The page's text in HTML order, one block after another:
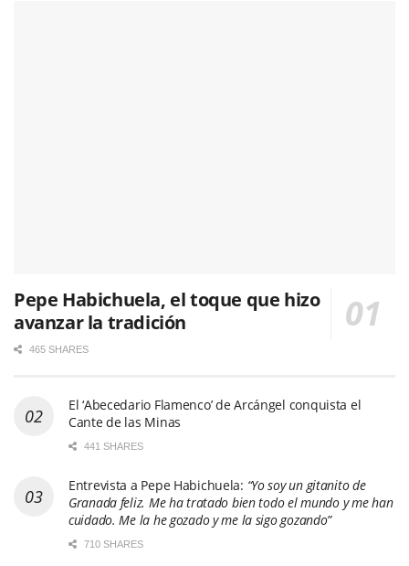
Pepe Habichuela, el toque que hizo
avanzar la tradición
465 SHARES
El ‘Abecedario Flamenco’ de Arcángel conquista el
Cante de las Minas
441 SHARES
Entrevista a Pepe Habichuela: “Yo soy un gitanito de
Granada feliz. Me ha tratado bien todo el mundo y me han
cuidado. Me la he gozado y me la sigo gozando”
710 SHARES